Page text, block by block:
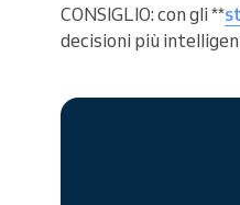
CONSIGLIO: con gli **
decisioni più